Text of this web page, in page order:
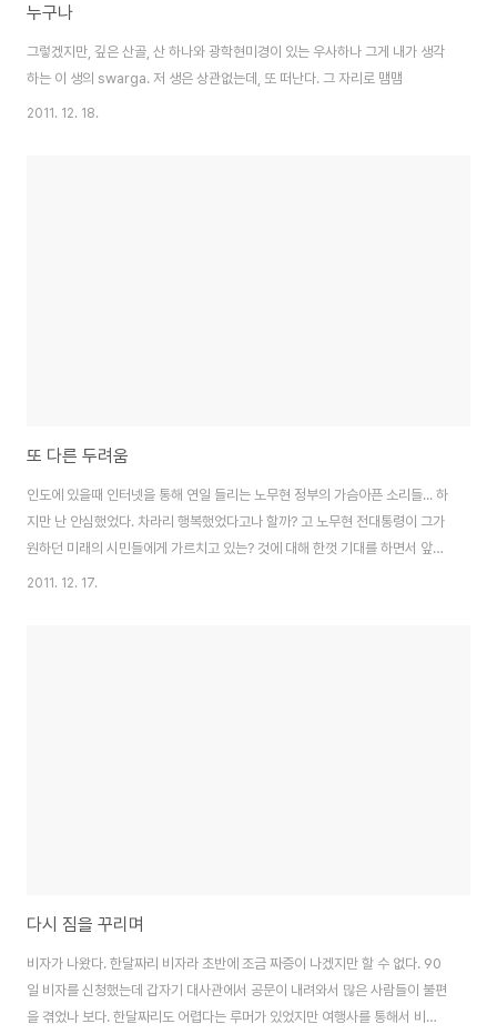
누구나
그렇겠지만, 깊은 산골, 산 하나와 광학현미경이 있는 우사하나 그게 내가 생각
하는 이 생의 swarga. 저 생은 상관없는데, 또 떠난다. 그 자리로 맴맴
2011. 12. 18.
또 다른 두려움
인도에 있을때 인터넷을 통해 연일 들리는 노무현 정부의 가슴아픈 소리들... 하
지만 난 안심했었다. 차라리 행복했었다고나 할까? 고 노무현 전대통령이 그가
원하던 미래의 시민들에게 가르치고 있는? 것에 대해 한껏 기대를 하면서 앞으
로는 어느 누구든 권력은 시민앞에 쓰러질 것이다. 그리고 이어진 엄청난 실망
2011. 12. 17.
다시 짐을 꾸리며
비자가 나왔다. 한달짜리 비자라 초반에 조금 짜증이 나겠지만 할 수 없다. 90
일 비자를 신청했는데 갑자기 대사관에서 공문이 내려와서 많은 사람들이 불편
을 겪었나 보다. 한달짜리도 어렵다는 루머가 있었지만 여행사를 통해서 비자